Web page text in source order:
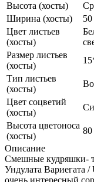
Высота (хосты)
Ширина (хосты)
50
Цвет листьев
(хосты)
Размер листьев
(хосты)
Тип листьев
(хосты)
Цвет соцветий
(хосты)
Высота цветоноса
(хосты)
80
Описание
Смешные кудряшки-
Ундулата Вариегата /